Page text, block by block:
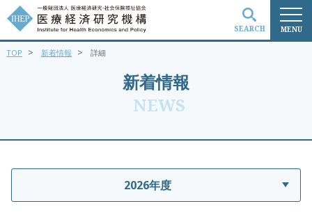
MENU
SEARCH
新着情報
NEWS
TOP > 新着情報 > 詳細
2026年度